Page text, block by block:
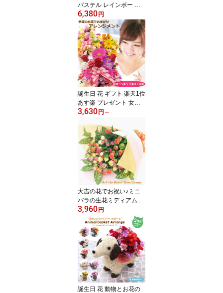
パステル レインボー 母
の日 ギフト 誕生日 記念
日 出産祝い 結婚祝い お
祝い 花 ギフト 生花 歓送
迎 女性 ホワイトデー 卒
業 退職[花束]
6,380円
誕生日 花 ギフト 楽天1位
あす楽 プレゼント 女性
送料無料 季節の花でおま
記念日 お祝い フラワー
ギフト お見舞い 敬老の
日 退職 送別 画像配信 開
店 内祝 オープン 還暦 古
希 米寿 プレゼント 即日
[生花アレンジメント]
3,630円 ～
大吉の花でお祝い♪ミニ
バラの生花ミディアム花
束 送料無料 3色以上おま
かせMIX 誕生日プレゼン
ト女性 結婚記念日 お祝
い フラワー 送別 退職 祝
い 送別 即日発送 ギフト
ホワイトデー 卒業 入学
母の日 ギフト [花束]
3,960円
誕生日 花 動物とお花の